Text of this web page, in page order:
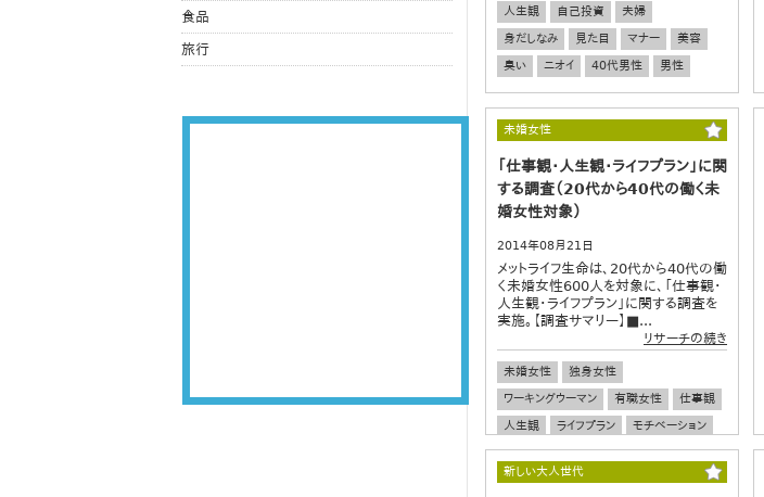
人生観
自己投資
夫婦
身だしなみ
見た目 マナー
美容
臭い
ニオイ 40代男性 男性
未婚女性
「仕事観・人生観・ライフプラン」に関
する調査（20代から40代の働く未
婚女性対象）
2014年08月21日
メットライフ生命は、20代から40代の働
く未婚女性600人を対象に、「仕事観・
人生観・ライフプラン」に関する調査を
実施。【調査サマリー】■...
リサーチの続き
未婚女性
独身女性
ワーキングウーマン
有職女性
仕事観
人生観
ライフプラン
モチベーション
上司
幸福 不安 貯蓄
保険
医療保険
新しい大人世代
食品
旅行